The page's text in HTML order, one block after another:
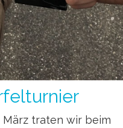
März traten wir beim